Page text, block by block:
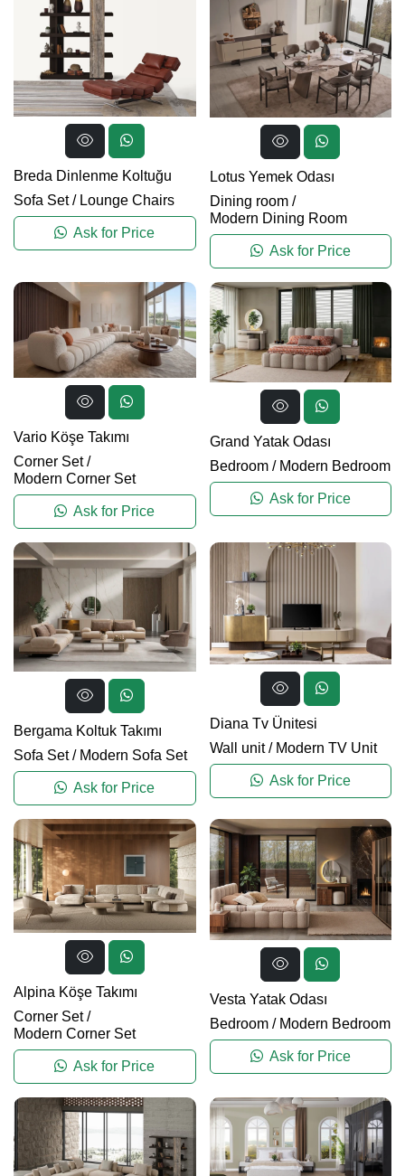
Breda Dinlenme Koltuğu
Sofa Set/ Lounge Chairs
Ask for Price
Lotus Yemek Odası
Dining room/
Modern Dining Room
Ask for Price
Vario Köşe Takımı
Corner Set/
Modern Corner Set
Ask for Price
Grand Yatak Odası
Bedroom/ Modern Bedroom
Ask for Price
Bergama Koltuk Takımı
Sofa Set/ Modern Sofa Set
Ask for Price
Diana Tv Ünitesi
Wall unit/ Modern TV Unit
Ask for Price
Alpina Köşe Takımı
Corner Set/
Modern Corner Set
Ask for Price
Vesta Yatak Odası
Bedroom/ Modern Bedroom
Ask for Price